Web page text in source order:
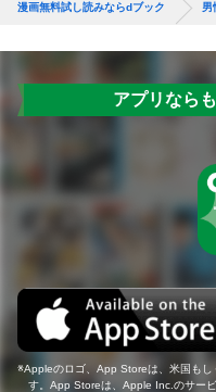
漫画無料試し読みならdブック 男
アプリなら
Appleのロゴ、App Storeは、米国も
す。App Storeは、Apple Inc.のサービ